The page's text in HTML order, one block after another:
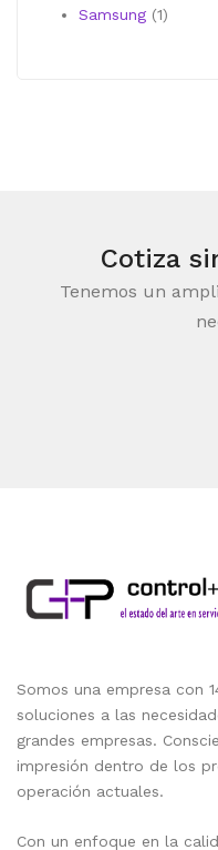
producto
Samsung 11
Cotiza
Tenemos un
Somos una empresa con
soluciones a las
grandes empresas.
impresión dentro de los
operación actuales.
Con un enfoque en la